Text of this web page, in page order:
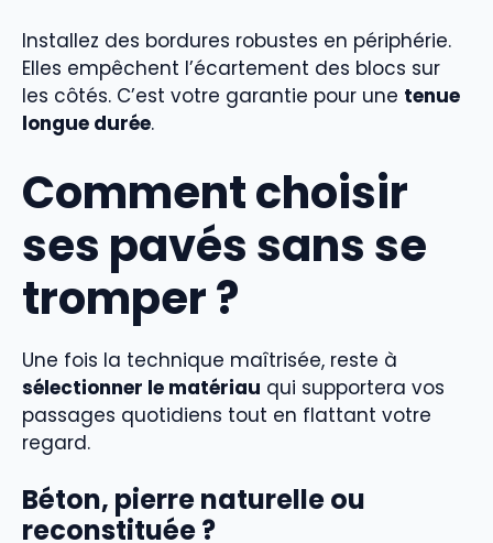
Installez des bordures robustes en périphérie.
Elles empêchent l’écartement des blocs sur
les côtés. C’est votre garantie pour une tenue
longue durée.
Comment choisir
ses pavés sans se
tromper ?
Une fois la technique maîtrisée, reste à
sélectionner le matériau qui supportera vos
passages quotidiens tout en flattant votre
regard.
Béton, pierre naturelle ou
reconstituée ?